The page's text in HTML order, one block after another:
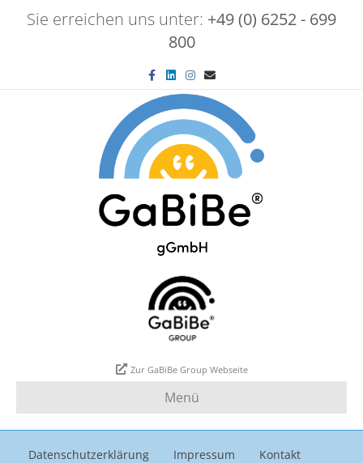
Sie erreichen uns unter: +49 (0) 6252 - 699
800
FacebookLinkedinInstagram
Email
Zur GaBiBe Group Webseite
Menü
Datenschutzerklärung Impressum
Kontakt